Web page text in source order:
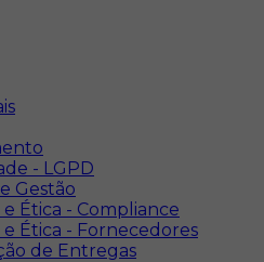
- LGPD
Gestão
Ética - Compliance
Ética - Fornecedores
de Entregas